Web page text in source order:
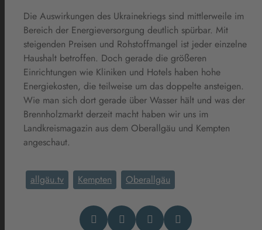
Die Auswirkungen des Ukrainekriegs sind mittlerweile im
Bereich der Energieversorgung deutlich spürbar. Mit
steigenden Preisen und Rohstoffmangel ist jeder einzelne
Haushalt betroffen. Doch gerade die größeren
Einrichtungen wie Kliniken und Hotels haben hohe
Energiekosten, die teilweise um das doppelte ansteigen.
Wie man sich dort gerade über Wasser hält und was der
Brennholzmarkt derzeit macht haben wir uns im
Landkreismagazin aus dem Oberallgäu und Kempten
angeschaut.
allgäu.tv Kempten Oberallgäu